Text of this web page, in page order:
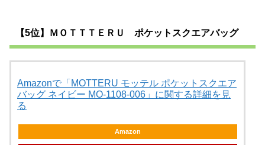
【5位】ＭＯＴＴＴＥＲＵ ポケットスクエアバッグ
Amazonで「MOTTERU モッテル ポケットスクエア
バッグ ネイビー MO-1108-006」に関する詳細を見
る
Amazon